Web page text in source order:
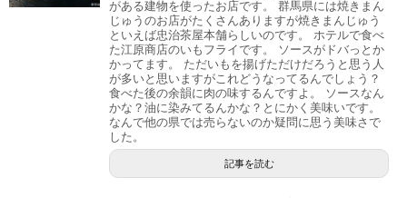
がある建物を使ったお店です。 群馬県には焼きまん
じゅうのお店がたくさんありますが焼きまんじゅう
といえば忠治茶屋本舗らしいのです。 ホテルで食べ
た江原商店のいもフライです。 ソースがドバっとか
かってます。 ただいもを揚げただけだろうと思う人
が多いと思いますがこれどうなってるんでしょう？
食べた後の余韻に肉の味するんですよ。 ソースなん
かな？油に染みてるんかな？とにかく美味いです。
なんで他の県では売らないのか疑問に思う美味さで
した。
記事を読む